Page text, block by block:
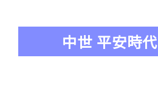
中世 平安時